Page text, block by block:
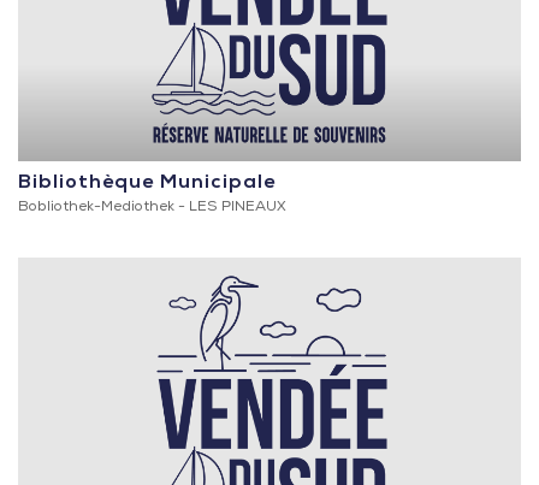
Bibliothèque Municipale
Bobliothek-Mediothek - LES PINEAUX